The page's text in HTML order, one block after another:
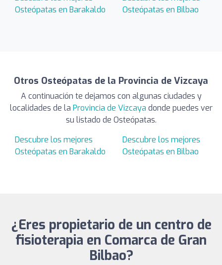
Osteópatas en Barakaldo
Osteópatas en Bilbao
Otros Osteópatas de la Provincia de Vizcaya
A continuación te dejamos con algunas ciudades y
localidades de la Provincia de Vizcaya donde puedes ver
su listado de Osteópatas.
Descubre los mejores
Osteópatas en Barakaldo
Descubre los mejores
Osteópatas en Bilbao
¿Eres propietario de un centro de
fisioterapia en Comarca de Gran
Bilbao?